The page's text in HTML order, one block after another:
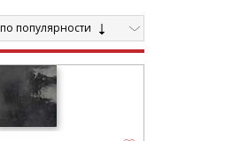
по популярности